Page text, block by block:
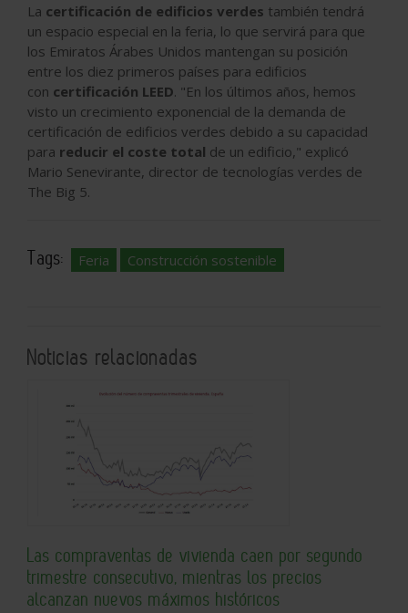
La certificación de edificios verdes también tendrá
un espacio especial en la feria, lo que servirá para que
los Emiratos Árabes Unidos mantengan su posición
entre los diez primeros países para edificios
con certificación LEED. "En los últimos años, hemos
visto un crecimiento exponencial de la demanda de
certificación de edificios verdes debido a su capacidad
para reducir el coste total de un edificio," explicó
Mario Senevirante, director de tecnologías verdes de
The Big 5.
Tags: Feria Construcción sostenible
Noticias relacionadas
Las compraventas de vivienda caen por segundo
trimestre consecutivo, mientras los precios
alcanzan nuevos máximos históricos